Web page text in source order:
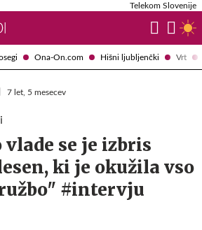
Ona-On.com Hišni ljubljenčki Vrt
Telekom Slovenije
7 let, 5 mesecev
vlade se je izbris
ki je okužila vso
#intervju